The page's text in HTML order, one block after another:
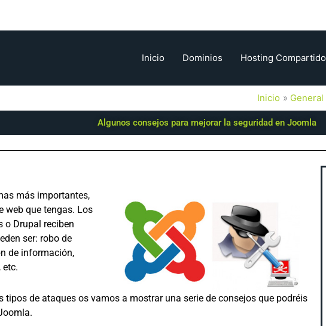
Inicio Dominios Hosting Compartido
Inicio General
Algunos consejos para mejorar la seguridad en Joomla
más importantes,
web que tengas. Los
o Drupal reciben
ser: robo de
de información,
etc.
tipos de ataques os vamos a mostrar una serie de consejos que podréis